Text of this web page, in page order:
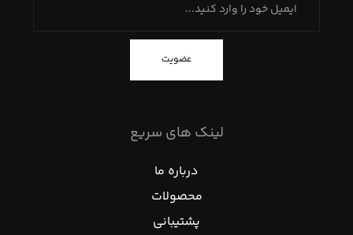
عضویت
لینک های سریع
درباره ما
محصولات
پشتیبانی